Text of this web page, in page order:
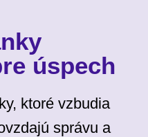
úspech
ktoré vzbudia
správu a